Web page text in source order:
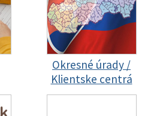
Okresné úrady /
Klientske centrá